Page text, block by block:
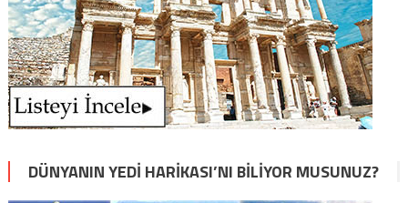
DÜNYANIN YEDI HARIKASI’NI BILIYOR MUSUNUZ?